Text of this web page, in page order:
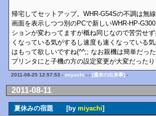
帰宅してセットアップ。WHR-G54Sの不調は無
画面を表示しつつ別のPCで新しいWHR-HP-
ションが変わってますが概ね同じなので苦労せ
くなっている気がするし速度も速くなっている
はもって欲しいですね(^^;; なお親機は簡単だっ
プリンタにと子機の方の設定変更が大変だった
2011-08-25 12:57:53 - miyachi - - [週末の出来事] -
2011-08-11
夏休みの宿題 [by miyachi]